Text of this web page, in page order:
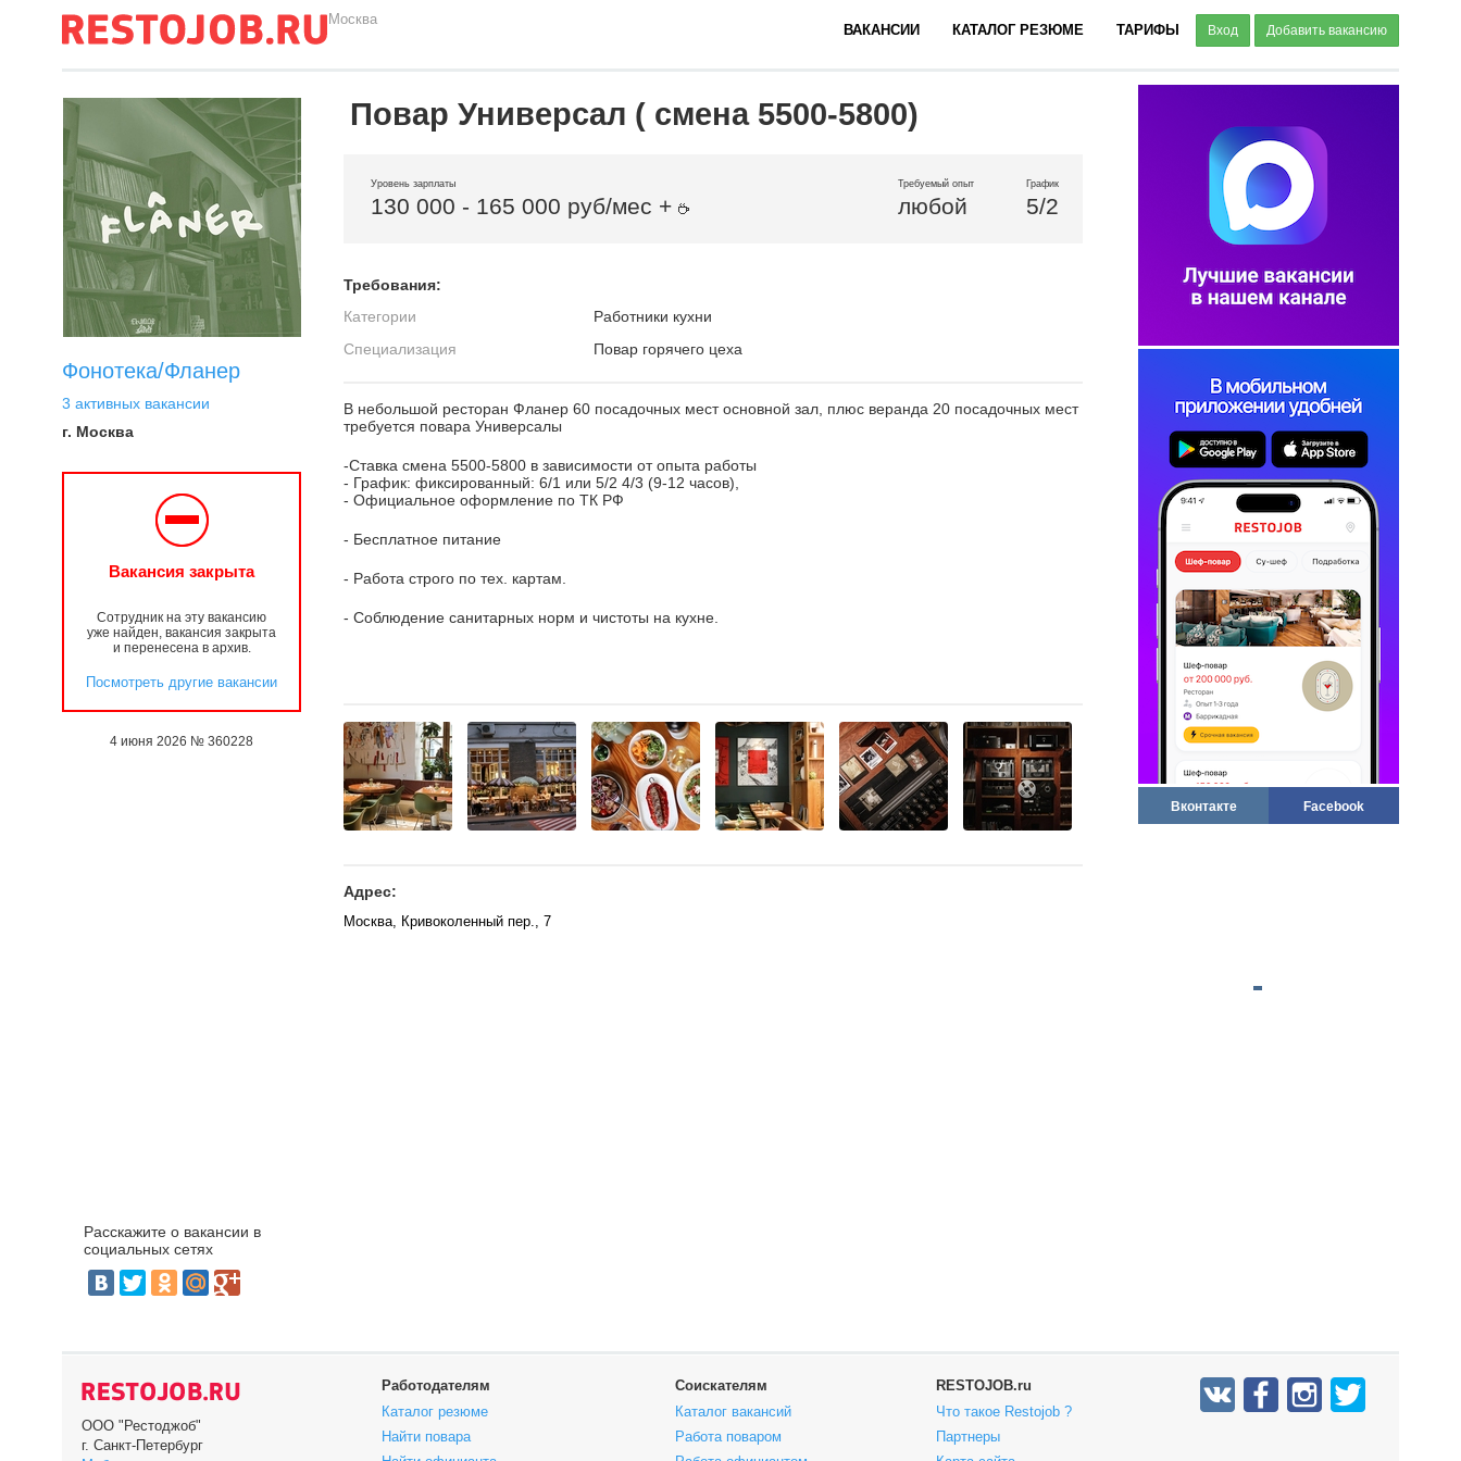
Москва
ВАКАНСИИ КАТАЛОГ РЕЗЮМЕ ТАРИФЫ Вход Добавить вакансию
Вконтакте Facebook
Фонотека/Фланер
3 активных вакансии
г. Москва
Вакансия закрыта
Сотрудник на эту вакансию
уже найден, вакансия закрыта
и перенесена в архив.
Посмотреть другие вакансии
4 июня 2026 № 360228
Повар Универсал ( смена 5500-5800)
Уровень зарплаты
130 000 - 165 000 руб/мес +
Требуемый опыт
любой
График
5/2
Требования:
Категории
Работники кухни
Специализация
Повар горячего цеха
В небольшой ресторан Фланер 60 посадочных мест основной зал, плюс веранда 20 посадочных мест
требуется повара Универсалы
-Ставка смена 5500-5800 в зависимости от опыта работы
- График: фиксированный: 6/1 или 5/2 4/3 (9-12 часов),
- Официальное оформление по ТК РФ
- Бесплатное питание
- Работа строго по тех. картам.
- Соблюдение санитарных норм и чистоты на кухне.
Адрес:
Москва, Кривоколенный пер., 7
Расскажите о вакансии в
социальных сетях
ООО "Рестоджоб"
г. Санкт-Петербург
Работодателям
Каталог резюме
Найти повара
Соискателям
Каталог вакансий
Работа поваром
RESTOJOB.ru
Что такое Restojob ?
Партнеры